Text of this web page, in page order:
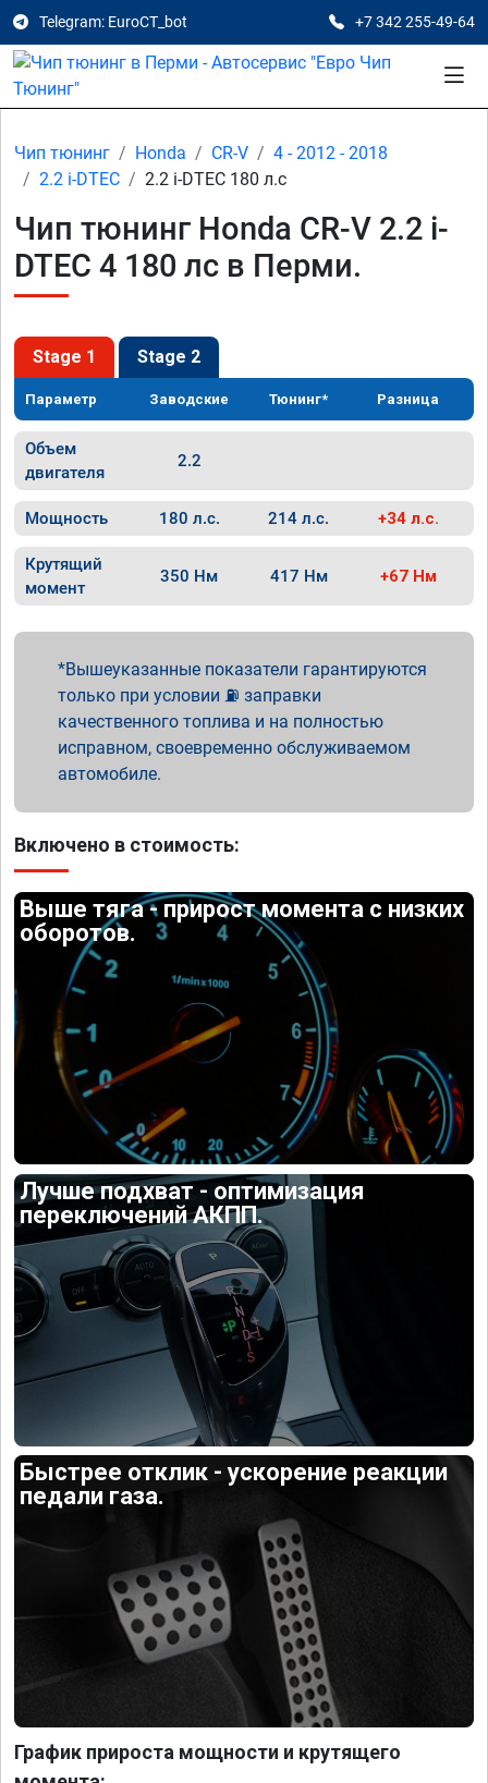
Telegram: EuroCT_bot +7 342 255-49-64
Чип тюнинг Honda CR-V
4 - 2012 - 2018
2.2 i-DTEC
2.2 i-DTEC 180 л.с
Чип тюнинг Honda CR-V 2.2 i-
DTEC 4 180 лс в Перми.
Stage 1 Stage 2
Параметр Заводские Тюнинг* Разница
Объем
двигателя
2.2
Мощность 180 л.с. 214 л.с. +34 л.с.
Крутящий
момент
350 Нм 417 Нм +67 Нм
Вышеуказанные показатели гарантируются
только при условии ⛽ заправки
качественного топлива и на полностью
исправном, своевременно обслуживаемом
автомобиле.
Включено в стоимость:
Выше тяга - прирост момента с низких
оборотов.
Лучше подхват - оптимизация
переключений АКПП.
Быстрее отклик - ускорение реакции
педали газа.
График прироста мощности и крутящего